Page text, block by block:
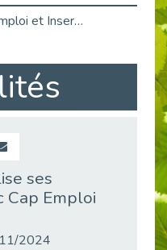
Job Dating de Colombes – Emploi et Insertion
Aborder l'entretien et la situation de handicap en toute confiance
Retour sur l’atelier « Optimiser sa recherche d’emploi »
Emploi & Handicap : Hachette Livre et Cap emploi 92 renforcent leur collaboration
ses
Cap Emploi
2024